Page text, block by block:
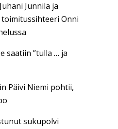
Junnila ja
Onni
saatiin ”tulla … ja
Päivi Niemi pohtii,
sukupolvi